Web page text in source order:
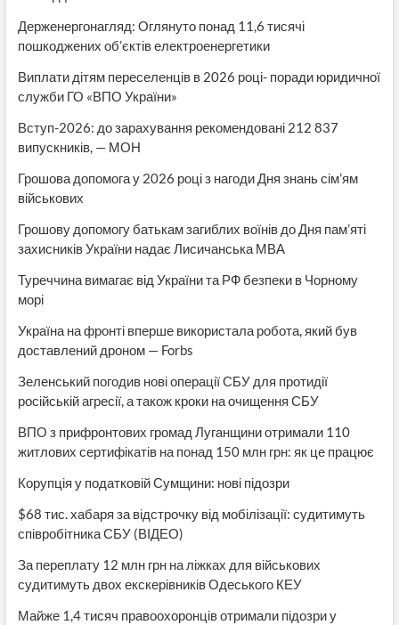
Держенергонагляд: Оглянуто понад 11,6 тисячі
пошкоджених об’єктів електроенергетики
Виплати дітям переселенців в 2026 році- поради юридичної
служби ГО «ВПО України»
Вступ-2026: до зарахування рекомендовані 212 837
випускників, — МОН
Грошова допомога у 2026 році з нагоди Дня знань сім’ям
військових
Грошову допомогу батькам загиблих воїнів до Дня пам’яті
захисників України надає Лисичанська МВА
Туреччина вимагає від України та РФ безпеки в Чорному
морі
Україна на фронті вперше використала робота, який був
доставлений дроном — Forbs
Зеленський погодив нові операції СБУ для протидії
російській агресії, а також кроки на очищення СБУ
ВПО з прифронтових громад Луганщини отримали 110
житлових сертифікатів на понад 150 млн грн: як це працює
Корупція у податковій Сумщини: нові підозри
$68 тис. хабаря за відстрочку від мобілізації: судитимуть
співробітника СБУ (ВІДЕО)
За переплату 12 млн грн на ліжках для військових
судитимуть двох екскерівників Одеського КЕУ
Майже 1,4 тисяч правоохоронців отримали підозри у